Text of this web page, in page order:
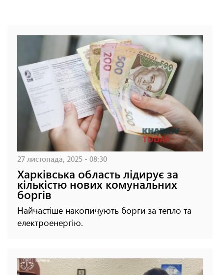
27 листопада, 2025 - 08:30
Харківська область лідирує за
кількістю нових комунальних
боргів
Найчастіше накопичують борги за тепло та
електроенергію.